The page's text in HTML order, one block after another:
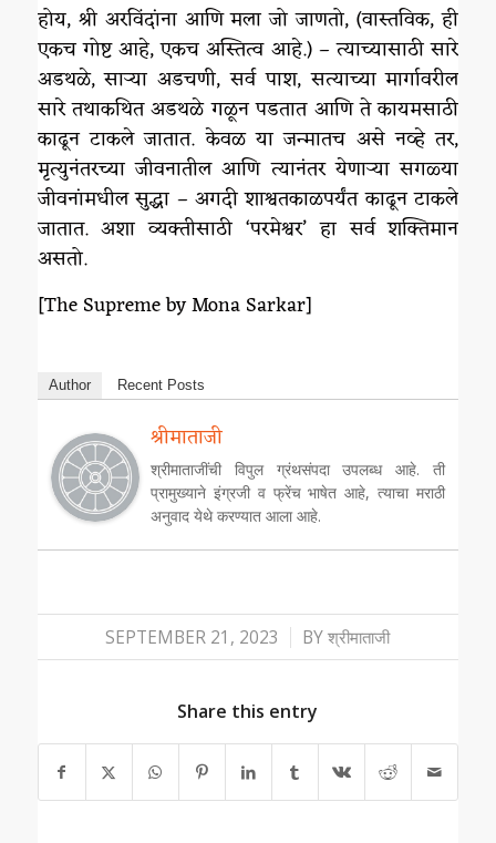
होय, श्री अरविंदांना आणि मला जो जाणतो, (वास्तविक, ही
एकच गोष्ट आहे, एकच अस्तित्व आहे.) – त्याच्यासाठी सारे
अडथळे, साऱ्या अडचणी, सर्व पाश, सत्याच्या मार्गावरील
सारे तथाकथित अडथळे गळून पडतात आणि ते कायमसाठी
काढून टाकले जातात. केवळ या जन्मातच असे नव्हे तर,
मृत्युनंतरच्या जीवनातील आणि त्यानंतर येणाऱ्या सगळ्या
जीवनांमधील सुद्धा – अगदी शाश्वतकाळपर्यंत काढून टाकले
जातात. अशा व्यक्तीसाठी ‘परमेश्वर’ हा सर्व शक्तिमान
असतो.
[The Supreme by Mona Sarkar]
Author Recent Posts
श्रीमाताजी
श्रीमाताजींची विपुल ग्रंथसंपदा उपलब्ध आहे. ती
प्रामुख्याने इंग्रजी व फ्रेंच भाषेत आहे, त्याचा मराठी
अनुवाद येथे करण्यात आला आहे.
SEPTEMBER 21, 2023
/ BYश्रीमाताजी
Share this entry